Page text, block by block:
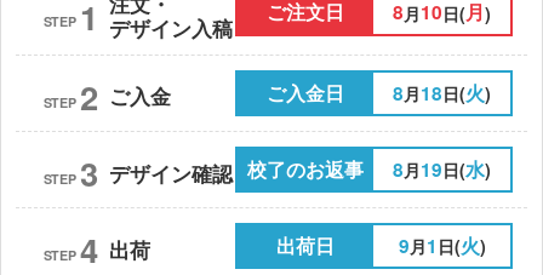
STEP 1 デザイン入稿
ご注文日 8 月10日(月)
STEP 2 ご入金 ご入金日 8月18日(火)
STEP 3 デザイン確認 校了のお返事 8月19日(水)
STEP 4 出荷 出荷日 9月1 日(火)